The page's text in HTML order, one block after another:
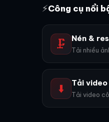
⚡Công cụ nổi
🗜️ Nén &
⬇️ Tải video
Tải video